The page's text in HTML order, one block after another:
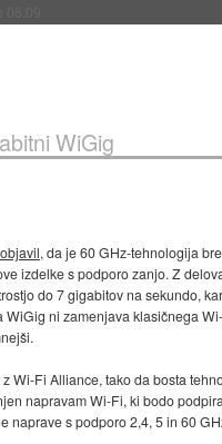
WiGig
, da je 60 GHz-tehnologija
izdelke s podporo zanjo. Z
do 7 gigabitov na sekundo,
ni zamenjava klasičnega
Wi-Fi Alliance, tako da bosta
napravam Wi-Fi, ki bodo
naprave s podporo 2,4, 5 in 60